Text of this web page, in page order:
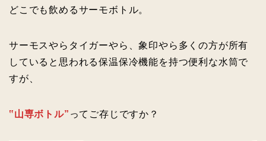
どこでも飲めるサーモボトル。
サーモスやらタイガーやら、象印やら多くの方が所有
していると思われる保温保冷機能を持つ便利な水筒で
すが、
‟山専ボトル” ってご存じですか？